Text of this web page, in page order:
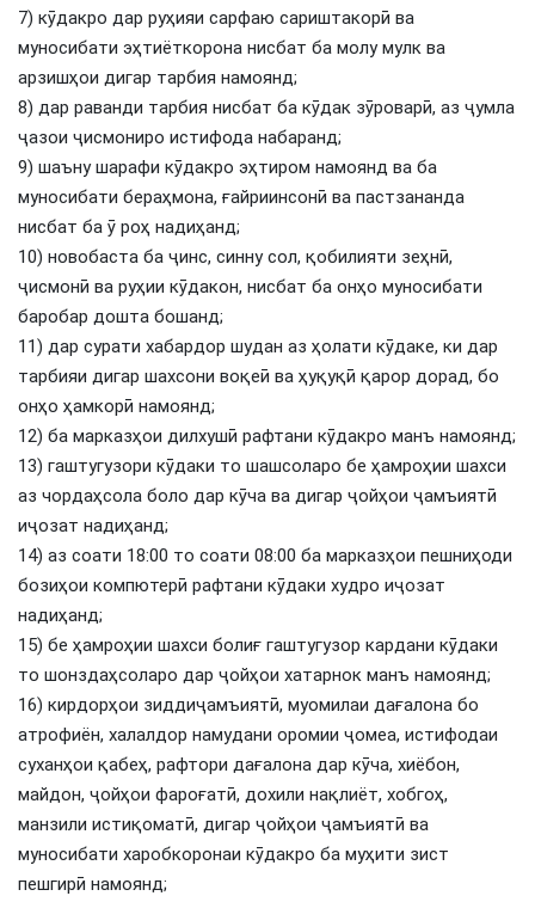
7) кӯдакро дар руҳияи сарфаю сариштакорӣ ва
муносибати эҳтиёткорона нисбат ба молу мулк ва
арзишҳои дигар тарбия намоянд;
8) дар раванди тарбия нисбат ба кӯдак зӯроварӣ, аз ҷумла
ҷазои ҷисмониро истифода набаранд;
9) шаъну шарафи кӯдакро эҳтиром намоянд ва ба
муносибати бераҳмона, ғайриинсонӣ ва пастзананда
нисбат ба ӯ роҳ надиҳанд;
10) новобаста ба ҷинс, синну сол, қобилияти зеҳнӣ,
ҷисмонӣ ва руҳии кӯдакон, нисбат ба онҳо муносибати
баробар дошта бошанд;
11) дар сурати хабардор шудан аз ҳолати кӯдаке, ки дар
тарбияи дигар шахсони воқеӣ ва ҳуқуқӣ қарор дорад, бо
онҳо ҳамкорӣ намоянд;
12) ба марказҳои дилхушӣ рафтани кӯдакро манъ намоянд;
13) гаштугузори кӯдаки то шашсоларо бе ҳамроҳии шахси
аз чордаҳсола боло дар кӯча ва дигар ҷойҳои ҷамъиятӣ
иҷозат надиҳанд;
14) аз соати 18:00 то соати 08:00 ба марказҳои пешниҳоди
бозиҳои компютерӣ рафтани кӯдаки худро иҷозат
надиҳанд;
15) бе ҳамроҳии шахси болиғ гаштугузор кардани кӯдаки
то шонздаҳсоларо дар ҷойҳои хатарнок манъ намоянд;
16) кирдорҳои зиддиҷамъиятӣ, муомилаи дағалона бо
атрофиён, халалдор намудани оромии ҷомеа, истифодаи
суханҳои қабеҳ, рафтори дағалона дар кӯча, хиёбон,
майдон, ҷойҳои фароғатӣ, дохили нақлиёт, хобгоҳ,
манзили истиқоматӣ, дигар ҷойҳои ҷамъиятӣ ва
муносибати харобкоронаи кӯдакро ба муҳити зист
пешгирӣ намоянд;